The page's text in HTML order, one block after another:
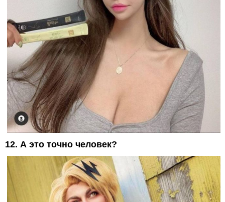
12. А это точно человек?